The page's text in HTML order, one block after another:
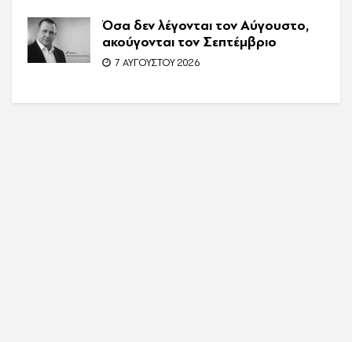
Όσα δεν λέγονται τον Αύγουστο,
ακούγονται τον Σεπτέμβριο
7 ΑΥΓΟΎΣΤΟΥ 2026